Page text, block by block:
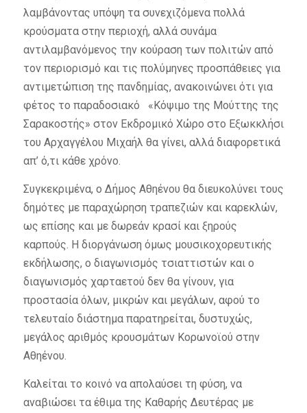
λαμβάνοντας υπόψη τα συνεχιζόμενα πολλά
κρούσματα στην περιοχή, αλλά συνάμα
αντιλαμβανόμενος την κούραση των πολιτών από
τον περιορισμό και τις πολύμηνες προσπάθειες για
αντιμετώπιση της πανδημίας, ανακοινώνει ότι για
φέτος το παραδοσιακό «Κόψιμο της Μούττης της
Σαρακοστής» στον Εκδρομικό Χώρο στο Εξωκκλήσι
του Αρχαγγέλου Μιχαήλ θα γίνει, αλλά διαφορετικά
απ’ ό,τι κάθε χρόνο.
Συγκεκριμένα, ο Δήμος Αθηένου θα διευκολύνει τους
δημότες με παραχώρηση τραπεζιών και καρεκλών,
ως επίσης και με δωρεάν κρασί και ξηρούς
καρπούς. Η διοργάνωση όμως μουσικοχορευτικής
εκδήλωσης, ο διαγωνισμός τσιαττιστών και ο
διαγωνισμός χαρταετού δεν θα γίνουν, για
προστασία όλων, μικρών και μεγάλων, αφού το
τελευταίο διάστημα παρατηρείται, δυστυχώς,
μεγάλος αριθμός κρουσμάτων Κορωνοϊού στην
Αθηένου.
Καλείται το κοινό να απολαύσει τη φύση, να
αναβιώσει τα έθιμα της Καθαρής Δευτέρας με